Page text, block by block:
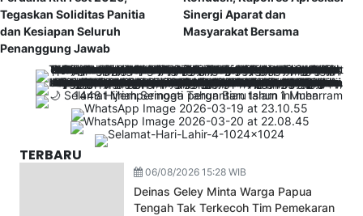
Tegaskan Soliditas Panitia
dan Kesiapan Seluruh
Penanggung Jawab
Sinergi Aparat dan
Masyarakat Bersama
TERBARU
06/08/2026 15:28 WIB
Deinas Geley Minta Warga Papua
Tengah Tak Terkecoh Tim Pemekaran